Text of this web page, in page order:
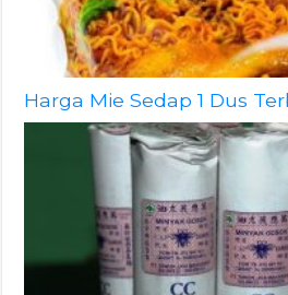
Harga Mie Sedap 1 Dus